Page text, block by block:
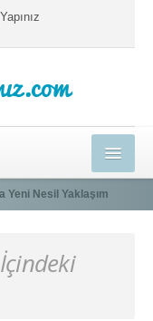
Yapınız
Yeni Nesil Yaklaşım